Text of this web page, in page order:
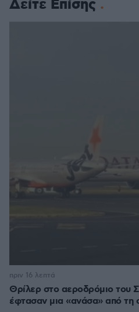
Δείτε Επίσης
Θρίλερ στο αεροδρόμιο του
έφτασαν μια «ανάσα» από τη
πριν 16 λεπτά